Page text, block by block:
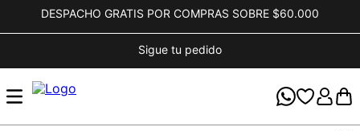
DESPACHO GRATIS POR COMPRAS SOBRE $60.000
Sigue tu pedido